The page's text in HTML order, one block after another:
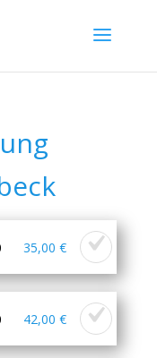
35,00 €
42,00 €